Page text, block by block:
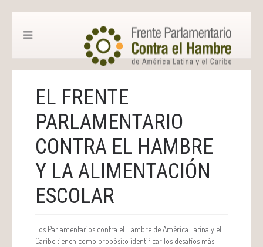
EL FRENTE
PARLAMENTARIO
CONTRA EL HAMBRE
Y LA ALIMENTACIÓN
ESCOLAR
Los Parlamentarios contra el Hambre de América Latina y el
Caribe tienen como propósito identificar los desafíos más